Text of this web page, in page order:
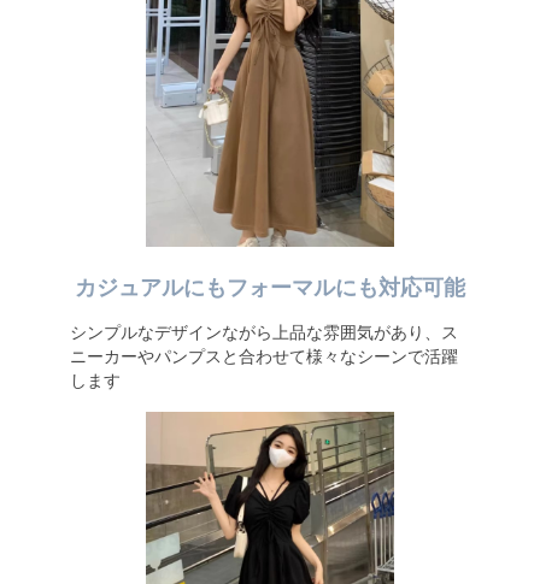
カジュアルにもフォーマルにも対応可能
シンプルなデザインながら上品な雰囲気があり、ス
ニーカーやパンプスと合わせて様々なシーンで活躍
します